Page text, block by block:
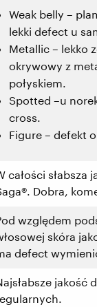
Weak belly –
lekki defect u
Metallic – lekko
okrywowy z
połyskiem.
Spotted –u
cross.
Figure – defekt
całości słabsza
Dobra,
względem
skóra
defect
jakość